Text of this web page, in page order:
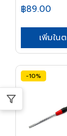
฿89.00
เพิ่มใน
-10%